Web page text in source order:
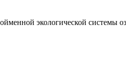
экологической системы